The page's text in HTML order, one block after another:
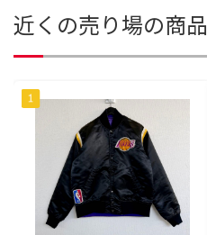
近くの売り場の商品